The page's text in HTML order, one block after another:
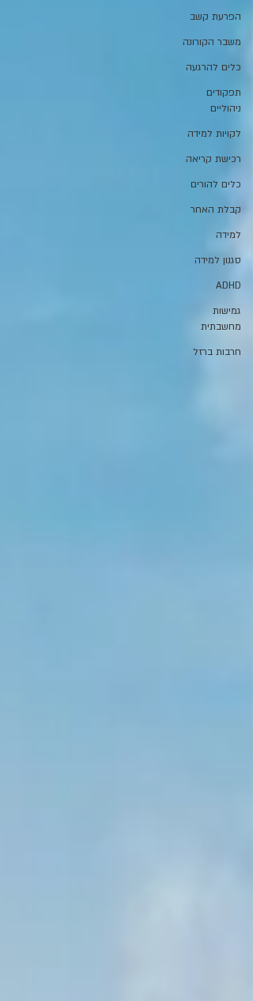
הפרעת קשב
משבר הקורונה
כלים להרגעה
תפקודים
ניהוליים
לקויות למידה
רכישת קריאה
כלים להורים
קבלת האחר
למידה
סגנון למידה
ADHD
גמישות
מחשבתית
חרבות ברזל